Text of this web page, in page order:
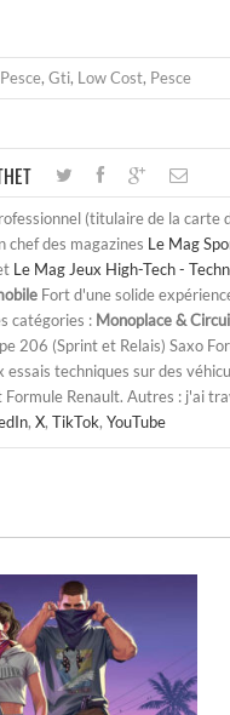
, Gti, Low Cost, Pesce
(titulaire de la carte
chef des magazines Le Mag
Le Mag Jeux High-Tech -
Fort d'une solide
catégories : Monoplace &
206 (Sprint et Relais) Saxo
essais techniques sur des
Renault. Autres : j'ai
, X, TikTok, YouTube